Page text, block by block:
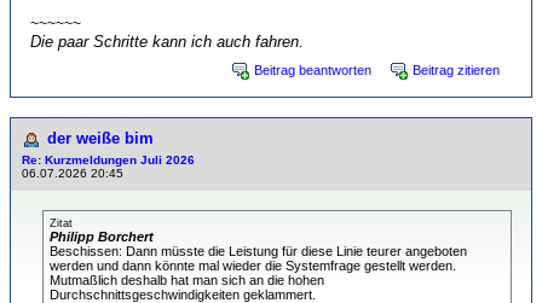
~~~~~~
Die paar Schritte kann ich auch fahren.
Beitrag beantworten Beitrag zitieren
der weiße bim
Re: Kurzmeldungen Juli 2026
06.07.2026 20:45
Zitat
Philipp Borchert
Beschissen: Dann müsste die Leistung für diese Linie teurer angeboten
werden und dann könnte mal wieder die Systemfrage gestellt werden.
Mutmaßlich deshalb hat man sich an die hohen
Durchschnittsgeschwindigkeiten geklammert.